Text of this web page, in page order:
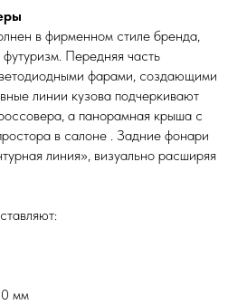
в фирменном стиле бренда,
футуризм. Передняя часть
фарами, создающими
линии кузова подчеркивают
а панорамная крыша с
в салоне . Задние фонари
линия», визуально расширяя
мм